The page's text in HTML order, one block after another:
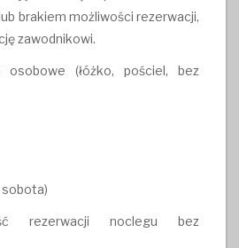
brakiem możliwości rezerwacji,
zawodnikowi.
(łóżko, pościel, bez
sobota)
rezerwacji noclegu bez